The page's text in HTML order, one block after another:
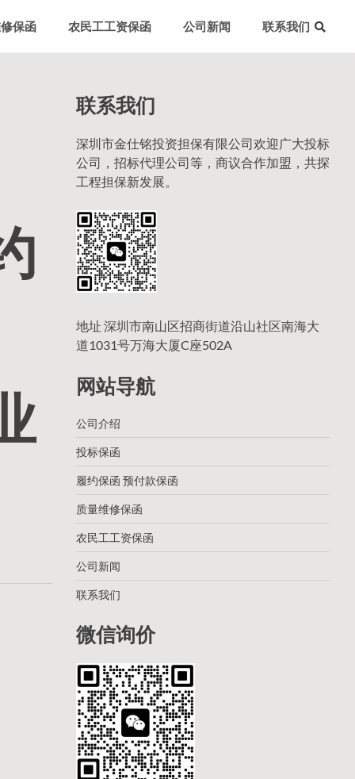
保函 农民工工资保函 公司新闻 联系我们
联系我们
深圳市金仕铭投资担保有限公司欢迎广大投标
公司，招标代理公司等，商议合作加盟，共探
工程担保新发展。
地址 深圳市南山区招商街道沿山社区南海大
道1031号万海大厦C座502A
网站导航
公司介绍
投标保函
履约保函 预付款保函
质量维修保函
农民工工资保函
公司新闻
联系我们
微信询价